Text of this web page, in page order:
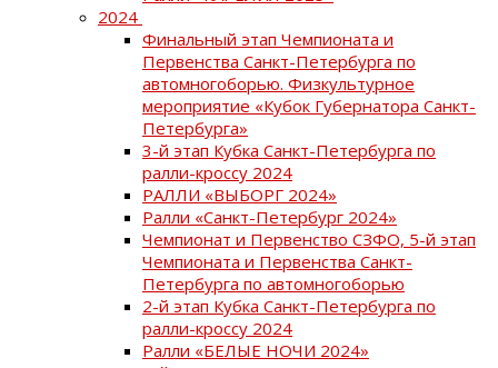
2024
Финальный этап Чемпионата и
Первенства Санкт-Петербурга по
автомногоборью. Физкультурное
мероприятие «Кубок Губернатора Санкт-
Петербурга»
3-й этап Кубка Санкт-Петербурга по
ралли-кроссу 2024
РАЛЛИ «ВЫБОРГ 2024»
Ралли «Санкт-Петербург 2024»
Чемпионат и Первенство СЗФО, 5-й этап
Чемпионата и Первенства Санкт-
Петербурга по автомногоборью
2-й этап Кубка Санкт-Петербурга по
ралли-кроссу 2024
Ралли «БЕЛЫЕ НОЧИ 2024»